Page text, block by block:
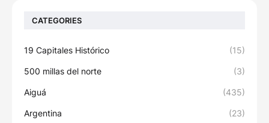
CATEGORIES
19 Capitales Histórico (15)
500 millas del norte (3)
Aiguá (435)
Argentina (23)